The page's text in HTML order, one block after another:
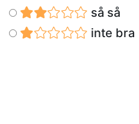
så så
inte bra